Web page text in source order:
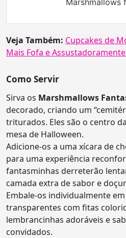
Veja Também: Cupcakes de
Mais Fofa e
Como Servir
Sirva os Marshmallows
decorado, criando um
triturados. Eles são o centro
mesa de Halloween.
Adicione-os a uma xícara de
para uma experiência
fantasminhas derreterão
camada extra de sabor e
Embale-os individualmente
transparentes com fitas
lembrancinhas adoráveis e
convidados.